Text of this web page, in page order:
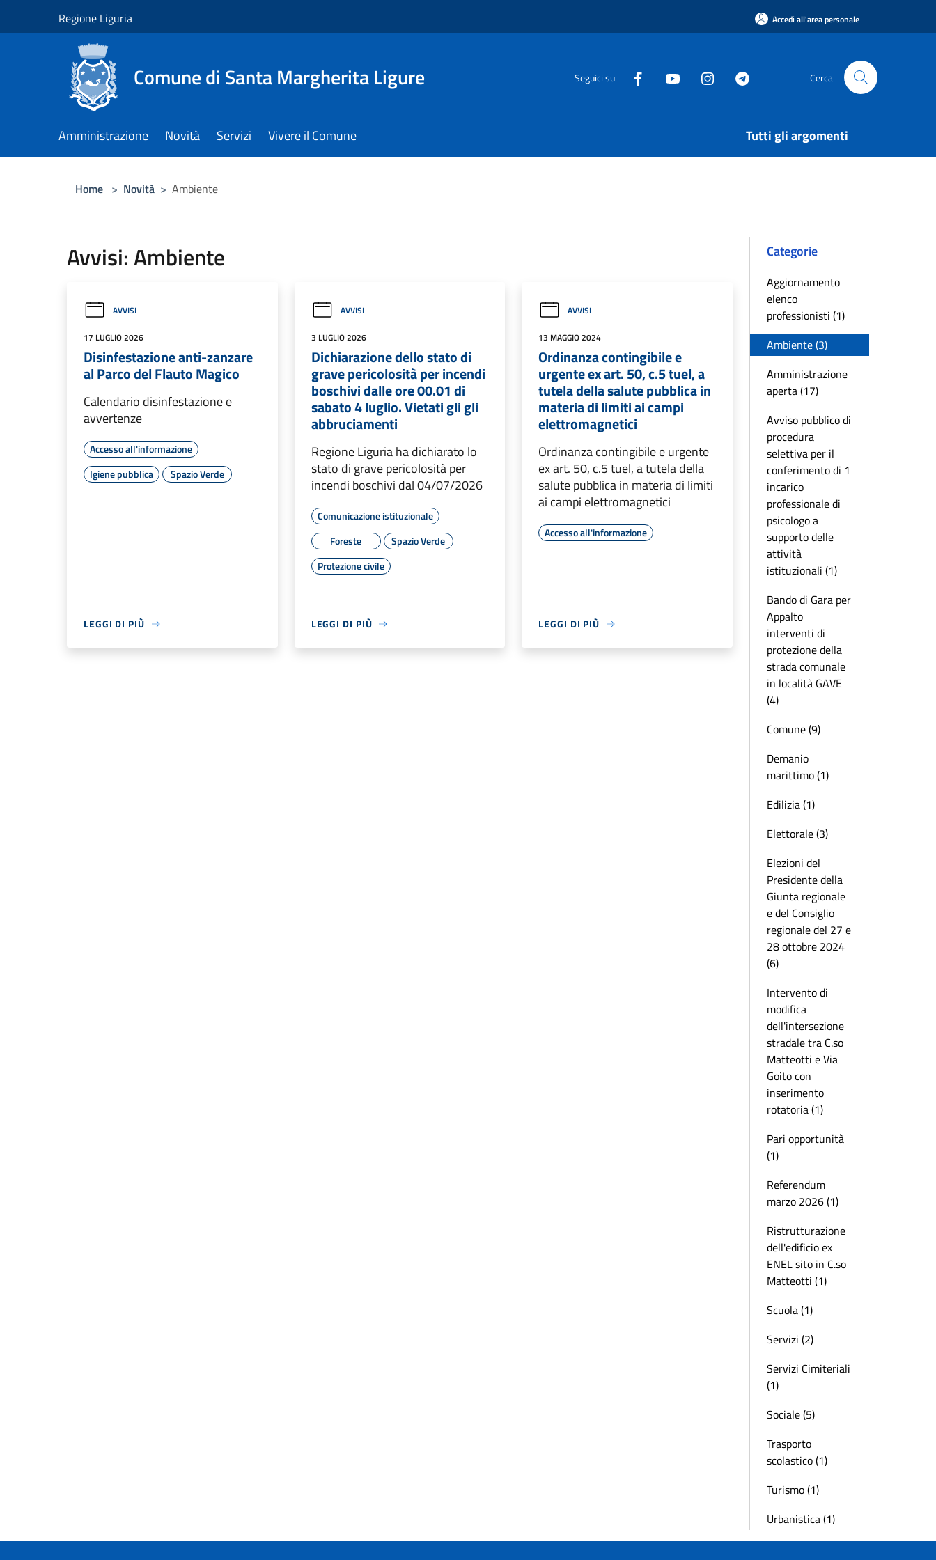
Regione Liguria Accedi all'area personale
Comune di Santa Margherita Ligure Seguici su Cerca
Amministrazione Novità Servizi Vivere il Comune Tutti gli argomenti
Home > Novità > Ambiente
Avvisi: Ambiente
AVVISI
17 LUGLIO 2026
Disinfestazione anti-zanzare
al Parco del Flauto Magico
Calendario disinfestazione e
avvertenze
Accesso all'informazione
Igiene pubblica
Spazio Verde
LEGGI DI PIÙ
AVVISI
3 LUGLIO 2026
Dichiarazione dello stato di
grave pericolosità per incendi
boschivi dalle ore 00.01 di
sabato 4 luglio. Vietati gli gli
abbruciamenti
Regione Liguria ha dichiarato lo
stato di grave pericolosità per
incendi boschivi dal 04/07/2026
Comunicazione istituzionale
Foreste
Spazio Verde
Protezione civile
LEGGI DI PIÙ
AVVISI
13 MAGGIO 2024
Ordinanza contingibile e
urgente ex art. 50, c.5 tuel, a
tutela della salute pubblica in
materia di limiti ai campi
elettromagnetici
Ordinanza contingibile e urgente
ex art. 50, c.5 tuel, a tutela della
salute pubblica in materia di limiti
ai campi elettromagnetici
Accesso all'informazione
LEGGI DI PIÙ
Categorie
Aggiornamento
elenco
professionisti (1)
Ambiente (3)
Amministrazione
aperta (17)
Avviso pubblico di
procedura
selettiva per il
conferimento di 1
incarico
professionale di
psicologo a
supporto delle
attività
istituzionali (1)
Bando di Gara per
Appalto
interventi di
protezione della
strada comunale
in località GAVE
(4)
Comune (9)
Demanio
marittimo (1)
Edilizia (1)
Elettorale (3)
Elezioni del
Presidente della
Giunta regionale
e del Consiglio
regionale del 27 e
28 ottobre 2024
(6)
Intervento di
modifica
dell'intersezione
stradale tra C.so
Matteotti e Via
Goito con
inserimento
rotatoria (1)
Pari opportunità
(1)
Referendum
marzo 2026 (1)
Ristrutturazione
dell'edificio ex
ENEL sito in C.so
Matteotti (1)
Scuola (1)
Servizi (2)
Servizi Cimiteriali
(1)
Sociale (5)
Trasporto
scolastico (1)
Turismo (1)
Urbanistica (1)